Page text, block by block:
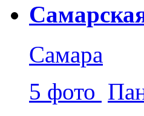
Самара
5 фото